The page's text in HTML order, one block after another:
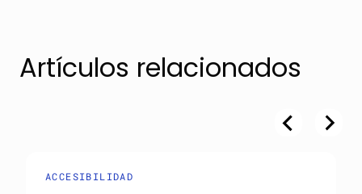
Artículos relacionados
ACCESIBILIDAD